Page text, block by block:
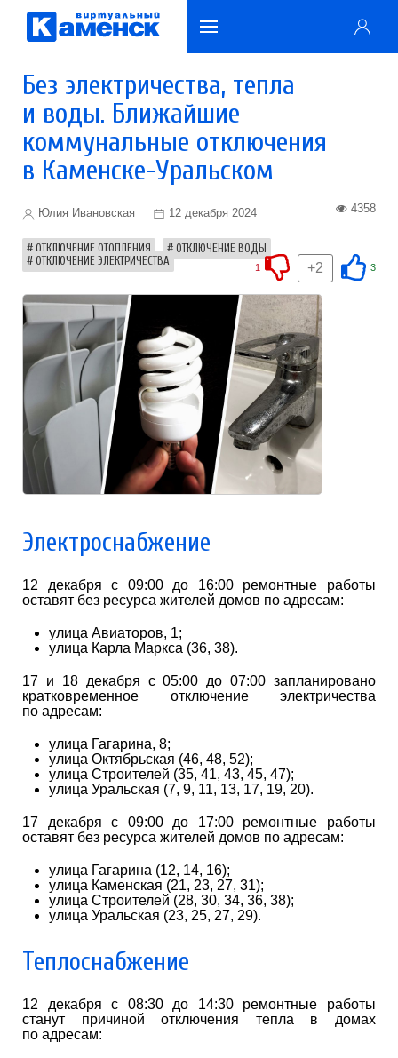
Без электричества, тепла
и воды. Ближайшие
коммунальные отключения
в Каменске-Уральском
Юлия Ивановская 12 декабря 2024 4358
ОТКЛЮЧЕНИЕ ОТОПЛЕНИЯ
ОТКЛЮЧЕНИЕ ВОДЫ
ОТКЛЮЧЕНИЕ ЭЛЕКТРИЧЕСТВА
3
+2
1
Электроснабжение
12 декабря с 09:00 до 16:00 ремонтные работы
оставят без ресурса жителей домов по адресам:
улица Авиаторов, 1;
улица Карла Маркса (36, 38).
17 и 18 декабря с 05:00 до 07:00 запланировано
кратковременное отключение электричества
по адресам:
улица Гагарина, 8;
улица Октябрьская (46, 48, 52);
улица Строителей (35, 41, 43, 45, 47);
улица Уральская (7, 9, 11, 13, 17, 19, 20).
17 декабря с 09:00 до 17:00 ремонтные работы
оставят без ресурса жителей домов по адресам:
улица Гагарина (12, 14, 16);
улица Каменская (21, 23, 27, 31);
улица Строителей (28, 30, 34, 36, 38);
улица Уральская (23, 25, 27, 29).
Теплоснабжение
12 декабря с 08:30 до 14:30 ремонтные работы
станут причиной отключения тепла в домах
по адресам: